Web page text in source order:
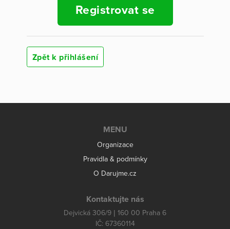
Registrovat se
Zpět k přihlášení
MENU
Organizace
Pravidla & podmínky
O Darujme.cz
Kontaktujte nás
Dejvická 306/9 | 160 00 Praha 6
IČ: 67360114